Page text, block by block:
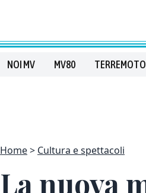
NOI MV MV80
Home Cultura e spettacoli
La nuova